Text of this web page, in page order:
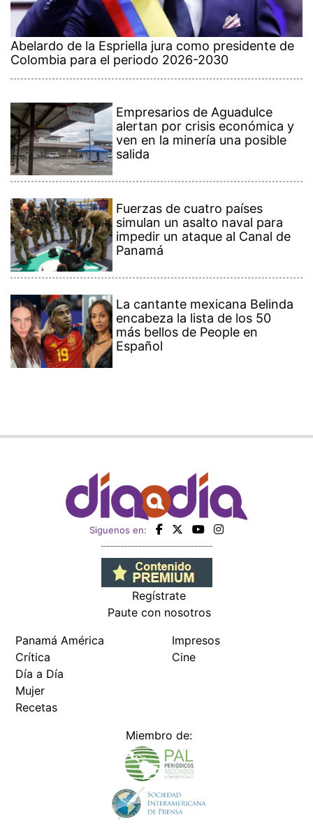
Abelardo de la Espriella jura como presidente de
Colombia para el periodo 2026-2030
Empresarios de Aguadulce
alertan por crisis económica y
ven en la minería una posible
salida
Fuerzas de cuatro países
simulan un asalto naval para
impedir un ataque al Canal de
Panamá
La cantante mexicana Belinda
encabeza la lista de los 50
más bellos de People en
Español
Siguenos en:
Regístrate
Paute con nosotros
Panamá América
Crítica
Día a Día
Mujer
Recetas
Impresos
Cine
Miembro de: